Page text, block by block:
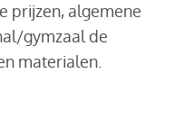
prijzen, algemene
gymzaal de
materialen.